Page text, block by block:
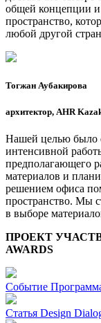
общей концепции и
пространство,
любой другой
Тогжан Аубакирова
архитектор, AHR
Нашей целью было
интенсивной
предполагающего
материалов и
решением офиса
пространство. Мы
в выборе
ПРОЕКТ
AWARDS
Событие
Статья Design